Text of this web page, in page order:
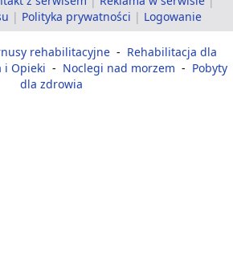
| Polityka prywatności | Logowanie
rehabilitacyjne - Rehabilitacja dla
i Opieki - Noclegi nad morzem - Pobyty
dla zdrowia